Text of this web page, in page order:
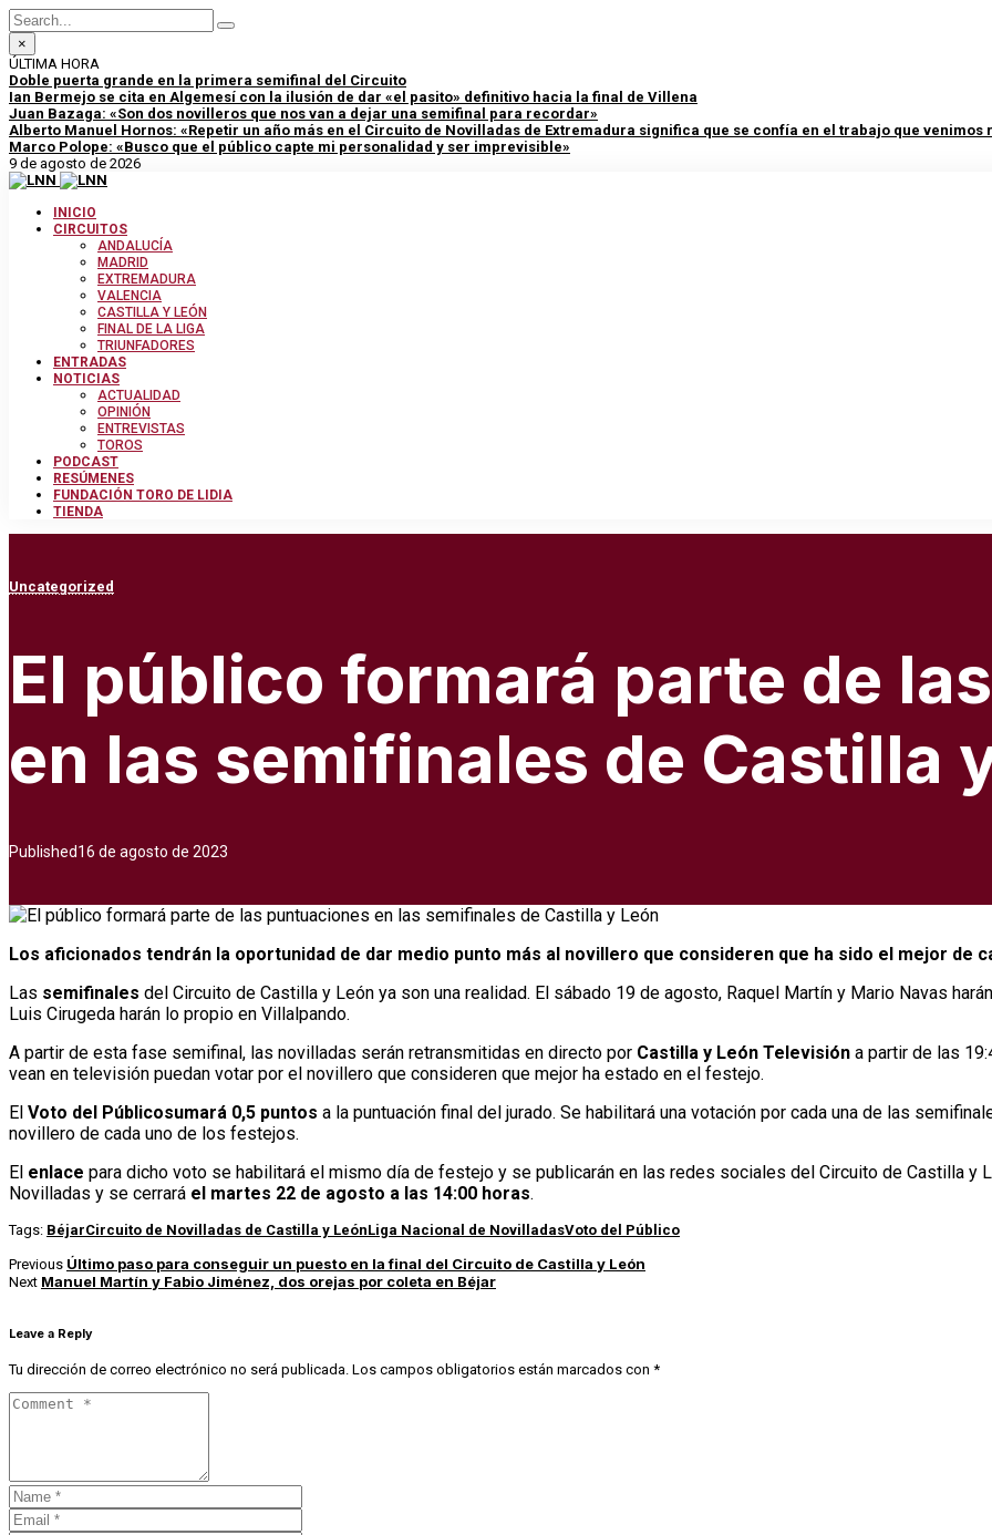
×
ÚLTIMA HORA
Doble puerta grande en la primera semifinal del Circuito
Ian Bermejo se cita en Algemesí con la ilusión de dar «el pasito» definitivo hacia la final de Villena
Juan Bazaga: «Son dos novilleros que nos van a dejar una semifinal para recordar»
Alberto Manuel Hornos: «Repetir un año más en el Circuito de Novilladas de Extremadura significa que se confía en el trabajo que venimos
Marco Polope: «Busco que el público capte mi personalidad y ser imprevisible»
9 de agosto de 2026
INICIO
CIRCUITOS
ANDALUCÍA
MADRID
EXTREMADURA
VALENCIA
CASTILLA Y LEÓN
FINAL DE LA LIGA
TRIUNFADORES
ENTRADAS
NOTICIAS
ACTUALIDAD
OPINIÓN
ENTREVISTAS
TOROS
PODCAST
RESÚMENES
FUNDACIÓN TORO DE LIDIA
TIENDA
Uncategorized
El público formará parte de
en las semifinales de Castilla
Published16 de agosto de 2023
Los aficionados tendrán la oportunidad de dar medio punto más al novillero que consideren que ha sido el mejor de
Las semifinales del Circuito de Castilla y León ya son una realidad. El sábado 19 de agosto, Raquel Martín y Mario Navas
Luis Cirugeda harán lo propio en Villalpando.
A partir de esta fase semifinal, las novilladas serán retransmitidas en directo por Castilla y León Televisión a partir de las
vean en televisión puedan votar por el novillero que consideren que mejor ha estado en el festejo.
El Voto del Públicosumará 0,5 puntos a la puntuación final del jurado. Se habilitará una votación por cada una de las
novillero de cada uno de los festejos.
El enlace para dicho voto se habilitará el mismo día de festejo y se publicarán en las redes sociales del Circuito de Castilla y
Novilladas y se cerrará el martes 22 de agosto a las 14:00 horas.
Tags: BéjarCircuito de Novilladas de Castilla y LeónLiga Nacional de NovilladasVoto del Público
Previous Último paso para conseguir un puesto en la final del Circuito de Castilla y León
Next Manuel Martín y Fabio Jiménez, dos orejas por coleta en Béjar
Leave a Reply
Tu dirección de correo electrónico no será publicada. Los campos obligatorios están marcados con *